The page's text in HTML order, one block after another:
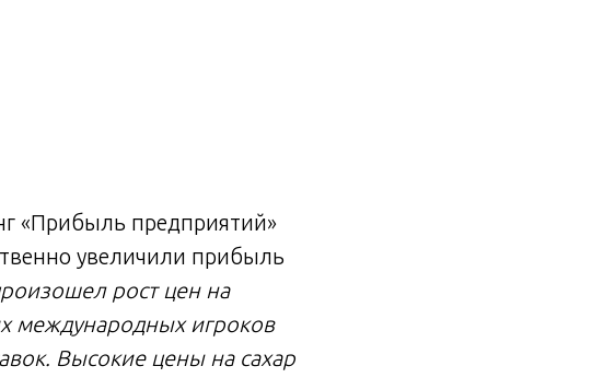
«Прибыль предприятий»
увеличили прибыль
рост цен на
международных игроков
Высокие цены на сахар